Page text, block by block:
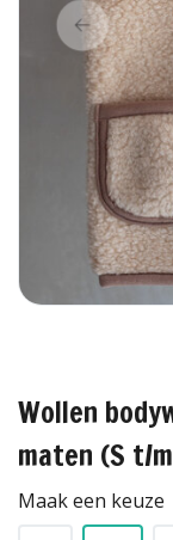
Wollen
maten (S t/
Maak een keuze